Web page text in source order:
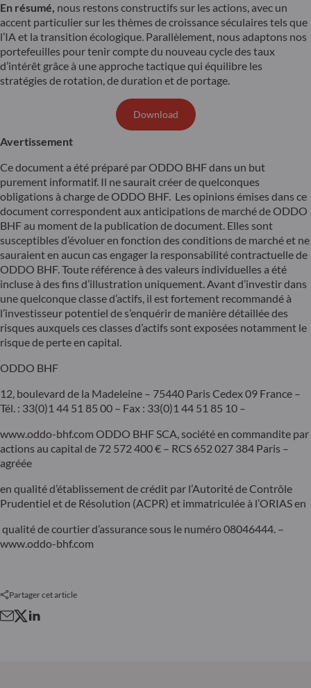
En résumé, nous restons constructifs sur les actions, avec un
accent particulier sur les thèmes de croissance séculaires tels que
l’IA et la transition écologique. Parallèlement, nous adaptons nos
portefeuilles pour tenir compte du nouveau cycle des taux
d’intérêt grâce à une approche tactique qui équilibre les
stratégies de rotation, de duration et de portage.
Download
Avertissement
Ce document a été préparé par ODDO BHF dans un but
purement informatif. Il ne saurait créer de quelconques
obligations à charge de ODDO BHF. Les opinions émises dans ce
document correspondent aux anticipations de marché de ODDO
BHF au moment de la publication de document. Elles sont
susceptibles d’évoluer en fonction des conditions de marché et ne
sauraient en aucun cas engager la responsabilité contractuelle de
ODDO BHF. Toute référence à des valeurs individuelles a été
incluse à des fins d’illustration uniquement. Avant d’investir dans
une quelconque classe d’actifs, il est fortement recommandé à
l’investisseur potentiel de s’enquérir de manière détaillée des
risques auxquels ces classes d’actifs sont exposées notamment le
risque de perte en capital.
ODDO BHF
12, boulevard de la Madeleine – 75440 Paris Cedex 09 France –
Tél. : 33(0)1 44 51 85 00 – Fax : 33(0)1 44 51 85 10 –
www.oddo-bhf.com ODDO BHF SCA, société en commandite par
actions au capital de 72 572 400 € – RCS 652 027 384 Paris –
agréée
en qualité d’établissement de crédit par l’Autorité de Contrôle
Prudentiel et de Résolution (ACPR) et immatriculée à l’ORIAS en
qualité de courtier d’assurance sous le numéro 08046444. –
www.oddo-bhf.com
Partager cet article